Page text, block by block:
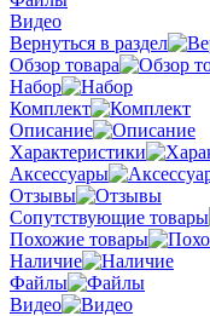
Видео
Вернуться в раздел
Обзор товара
Набор
Комплект
Описание
Характеристики
Аксессуары
Отзывы
Сопутствующие товары
Похожие товары
Наличие
Файлы
Видео